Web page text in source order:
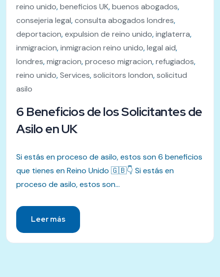
reino unido,beneficios UK,buenos abogados,
consejeria legal,consulta abogados londres,
deportacion,expulsion de reino unido,inglaterra,
inmigracion,inmigracion reino unido,legal aid,
londres,migracion,proceso migracion,refugiados,
reino unido,Services,solicitors london,solicitud
asilo
6 Beneficios de los Solicitantes de
Asilo en UK
Si estás en proceso de asilo, estos son 6 beneficios
que tienes en Reino Unido 🇬🇧👇 Si estás en
proceso de asilo, estos son...
Leer más